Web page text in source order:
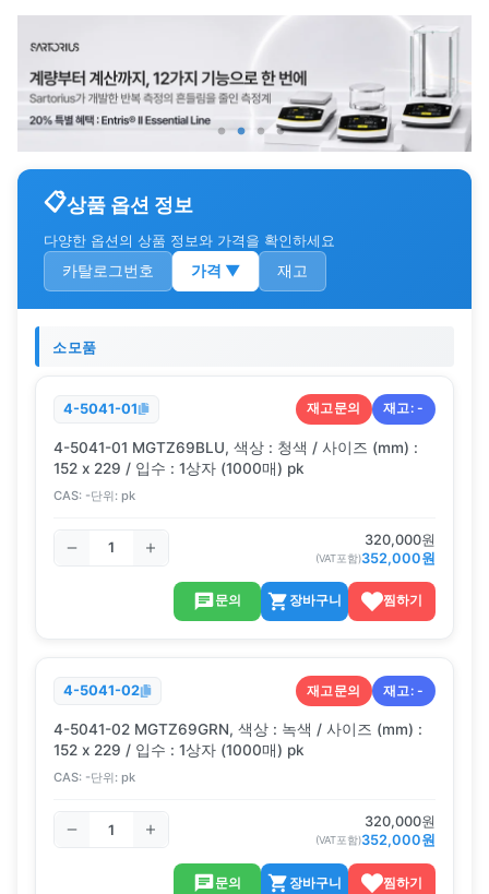
상품 옵션 정보
다양한 옵션의 상품 정보와 가격을 확인하세요
카탈로그번호 가격 ▼ 재고
소모품
4-5041-01 재고문의 재고:-
4-5041-01 MGTZ69BLU, 색상 : 청색 / 사이즈 (mm) :
152 x 229 / 입수 : 1상자 (1000매) pk
CAS: -단위: pk
320,000원
(VAT포함)352,000원
문의 장바구니 찜하기
4-5041-02 재고문의 재고:-
4-5041-02 MGTZ69GRN, 색상 : 녹색 / 사이즈 (mm) :
152 x 229 / 입수 : 1상자 (1000매) pk
CAS: -단위: pk
320,000원
(VAT포함)352,000원
문의 장바구니 찜하기